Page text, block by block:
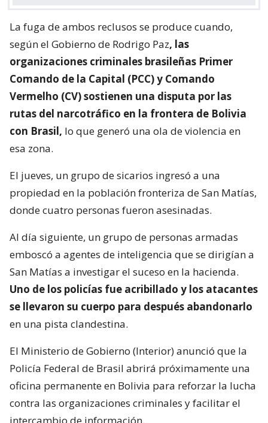
La fuga de ambos reclusos se produce cuando,
según el Gobierno de Rodrigo Paz, las
organizaciones criminales brasileñas Primer
Comando de la Capital (PCC) y Comando
Vermelho (CV) sostienen una disputa por las
rutas del narcotráfico en la frontera de Bolivia
con Brasil, lo que generó una ola de violencia en
esa zona.
El jueves, un grupo de sicarios ingresó a una
propiedad en la población fronteriza de San Matías,
donde cuatro personas fueron asesinadas.
Al día siguiente, un grupo de personas armadas
emboscó a agentes de inteligencia que se dirigían a
San Matías a investigar el suceso en la hacienda.
Uno de los policías fue acribillado y los atacantes
se llevaron su cuerpo para después abandonarlo
en una pista clandestina.
El Ministerio de Gobierno (Interior) anunció que la
Policía Federal de Brasil abrirá próximamente una
oficina permanente en Bolivia para reforzar la lucha
contra las organizaciones criminales y facilitar el